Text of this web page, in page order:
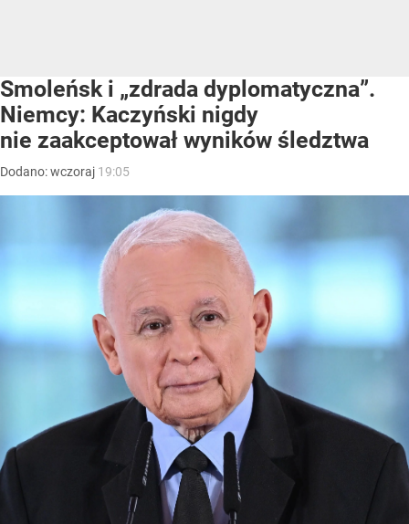
Smoleńsk i „zdrada dyplomatyczna”.
Niemcy: Kaczyński nigdy
nie zaakceptował wyników śledztwa
Dodano:wczoraj 19:05